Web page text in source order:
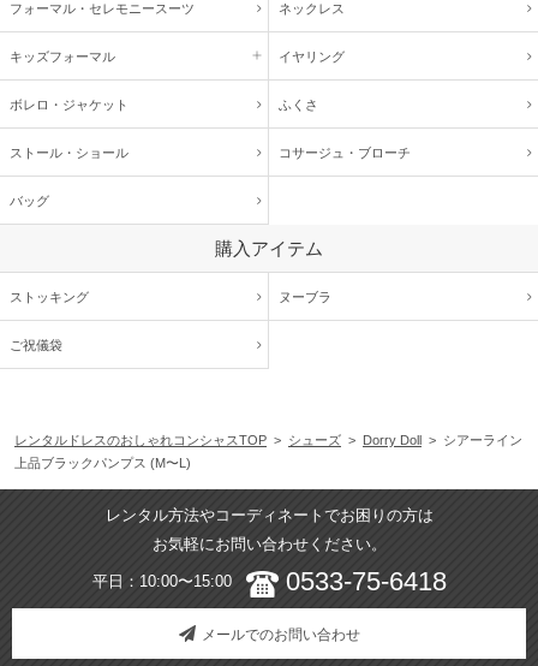
フォーマル・ セレモニースーツ ネックレス
キッズフォーマル イヤリング
ボレロ・ジャケット ふくさ
ストール・ショール コサージュ・ ブローチ
バッグ
購入アイテム
ストッキング ヌーブラ
ご祝儀袋
レンタルドレスのおしゃれコンシャスTOP > シューズ > Dorry Doll
> シアーライン
上品ブラックパンプス (M〜L)
レンタル方法やコーディネートでお困りの方は
お気軽にお問い合わせください。
平日：10:00〜15:00 0533-75-6418
メールでのお問い合わせ